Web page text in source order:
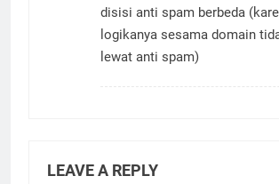
disisi anti spam berbeda
logikanya sesama domain
lewat anti spam)
LEAVE A REPLY